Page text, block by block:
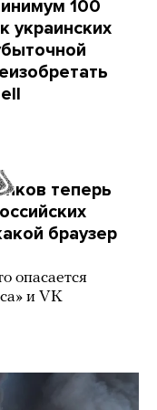
100
украинских
теперь
браузер
опасается
и VK